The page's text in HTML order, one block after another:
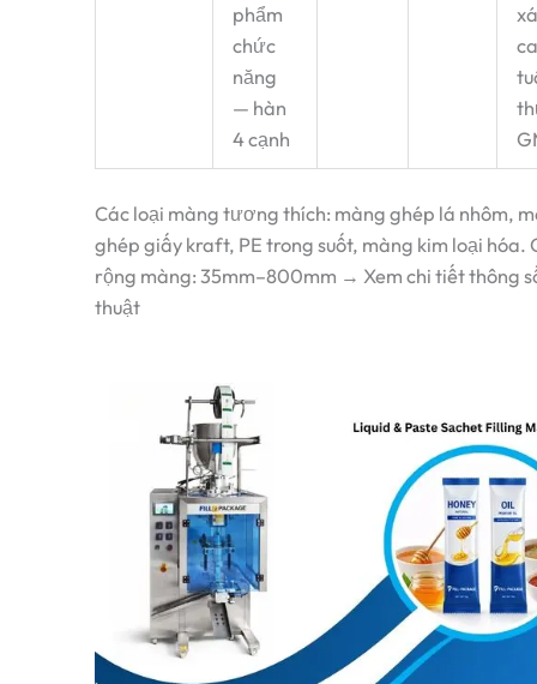
phẩm
chức
năng
— hàn
4 cạnh
Các loại màng tương thích: màng ghép lá nhôm,
ghép giấy kraft, PE trong suốt, màng kim loại hóa.
rộng màng: 35mm–800mm → Xem chi tiết thông
thuật